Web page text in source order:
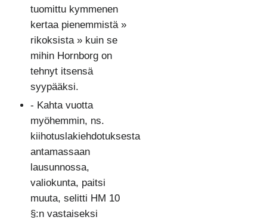
tuomittu kymmenen
kertaa pienemmistä »
rikoksista » kuin se
mihin Hornborg on
tehnyt itsensä
syypääksi.
- Kahta vuotta
myöhemmin, ns.
kiihotuslakiehdotuksesta
antamassaan
lausunnossa,
valiokunta, paitsi
muuta, selitti HM 10
§:n vastaiseksi